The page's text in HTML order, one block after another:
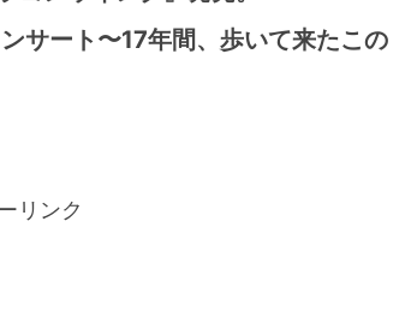
サート〜17年間、歩いて来たこの
リンク